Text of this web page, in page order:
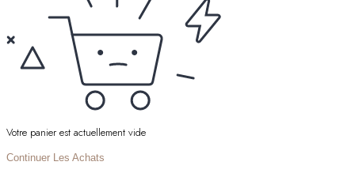
Votre panier est actuellement vide
Continuer Les Achats